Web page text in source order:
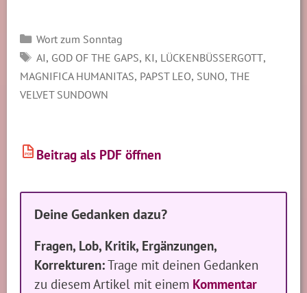
Kategorien
Wort zum Sonntag
SCHLAGWÖRTER
AI, GOD OF THE GAPS, KI, LÜCKENBÜSSERGOTT ,
MAGNIFICA HUMANITAS, PAPST LEO, SUNO,THE
VELVET SUNDOWN
PDF Beitrag als PDF öffnen
Deine Gedanken dazu?
Fragen, Lob, Kritik, Ergänzungen,
Korrekturen:Trage mit deinen Gedanken
zu diesem Artikel mit einem Kommentar